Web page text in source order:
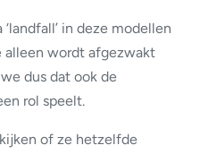
in deze modellen
alleen wordt afgezwakt
dus dat ook de
rol speelt.
of ze hetzelfde